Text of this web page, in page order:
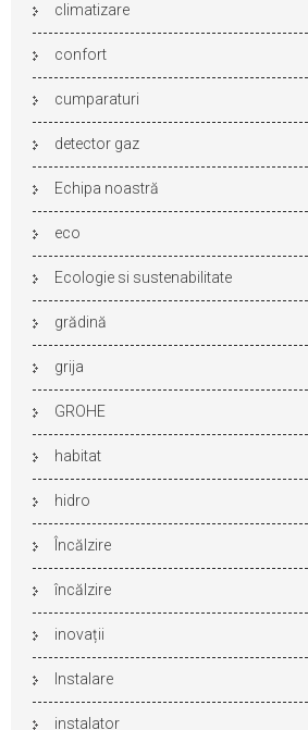
climatizare
confort
cumparaturi
detector gaz
Echipa noastră
eco
Ecologie si sustenabilitate
grădină
grija
GROHE
habitat
hidro
Încălzire
încălzire
inovații
Instalare
instalator